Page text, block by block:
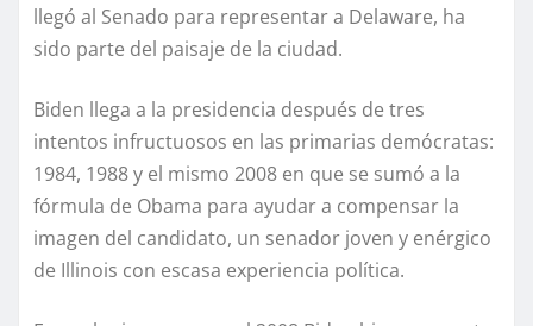
llegó al Senado para representar a Delaware, ha
sido parte del paisaje de la ciudad.
Biden llega a la presidencia después de tres
intentos infructuosos en las primarias demócratas:
1984, 1988 y el mismo 2008 en que se sumó a la
fórmula de Obama para ayudar a compensar la
imagen del candidato, un senador joven y enérgico
de Illinois con escasa experiencia política.